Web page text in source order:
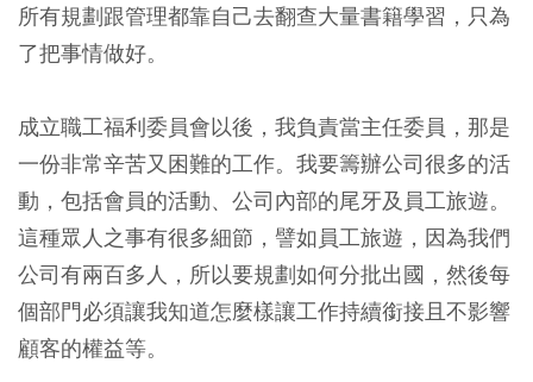
所有規劃跟管理都靠自己去翻查大量書籍學習，只為
了把事情做好。
成立職工福利委員會以後，我負責當主任委員，那是
一份非常辛苦又困難的工作。我要籌辦公司很多的活
動，包括會員的活動、公司內部的尾牙及員工旅遊。
這種眾人之事有很多細節，譬如員工旅遊，因為我們
公司有兩百多人，所以要規劃如何分批出國，然後每
個部門必須讓我知道怎麼樣讓工作持續銜接且不影響
顧客的權益等。